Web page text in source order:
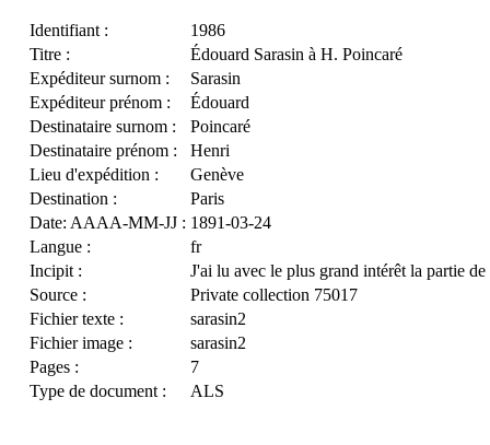
Identifiant :
1986
Titre :
Édouard Sarasin à H. Poincaré
Expéditeur surnom :
Sarasin
Expéditeur prénom :
Édouard
Destinataire surnom :
Poincaré
Destinataire prénom :
Henri
Lieu d'expédition :
Genève
Destination :
Paris
Date: AAAA-MM-JJ : 1891-03-24
Langue :
fr
Incipit :
J'ai lu avec le plus grand intérêt la partie
Source :
Private collection 75017
Fichier texte :
sarasin2
Fichier image :
sarasin2
Pages :
7
Type de document :
ALS